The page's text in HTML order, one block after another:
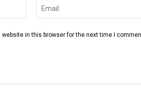
in this browser for the next time I